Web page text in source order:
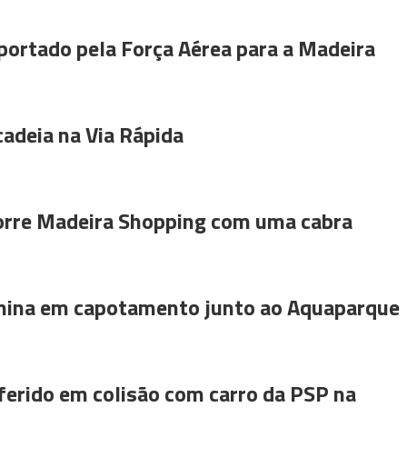
pela Força Aérea para a Madeira
na Via Rápida
Madeira Shopping com uma cabra
em capotamento junto ao Aquaparque
em colisão com carro da PSP na